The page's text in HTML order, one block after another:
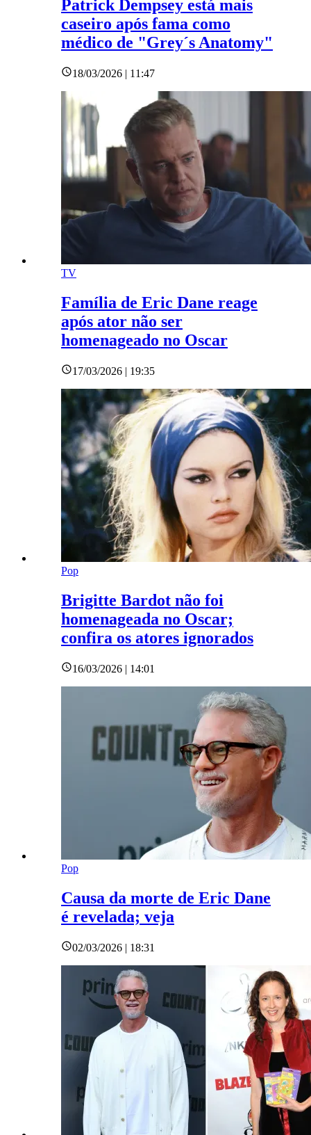
Patrick Dempsey está mais
caseiro após fama como
médico de "Grey´s Anatomy"
18/03/2026 | 11:47
TV
Família de Eric Dane reage
após ator não ser
homenageado no Oscar
17/03/2026 | 19:35
Pop
Brigitte Bardot não foi
homenageada no Oscar;
confira os atores ignorados
16/03/2026 | 14:01
Pop
Causa da morte de Eric Dane
é revelada; veja
02/03/2026 | 18:31